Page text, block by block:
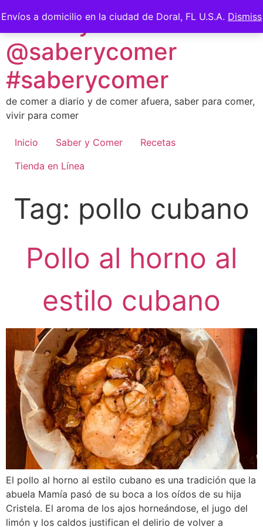
Envíos a domicilio en la ciudad de Doral, FL U.S.A. Dismiss
to
content
Saber y Comer -
@saberycomer
#saberycomer
de comer a diario y de comer afuera, saber para comer,
vivir para comer
Inicio Saber y Comer
Recetas
Tienda en Línea
Tag: pollo cubano
Pollo al horno al
estilo cubano
El pollo al horno al estilo cubano es una tradición que la
abuela Mamía pasó de su boca a los oídos de su hija
Cristela. El aroma de los ajos horneándose, el jugo del
limón y los caldos justifican el delirio de volver a